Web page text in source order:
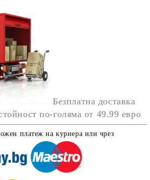
Безплатна доставка
по-голяма от 49.99 евро
платеж на куриера или чрез